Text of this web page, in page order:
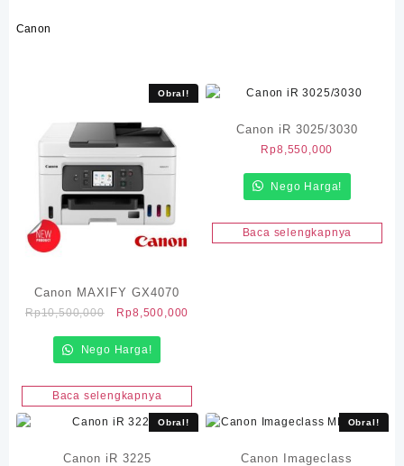
Canon
Obral!
Canon MAXIFY GX4070
Rp10,500,000
Harga
adalah:
Rp8,500,000
Rp8,500,000.
Nego Harga!
Baca selengkapnya
Canon iR 3025/3030
Rp8,550,000
Nego Harga!
Baca selengkapnya
Obral!
Canon iR 3225
Obral!
Canon Imageclass